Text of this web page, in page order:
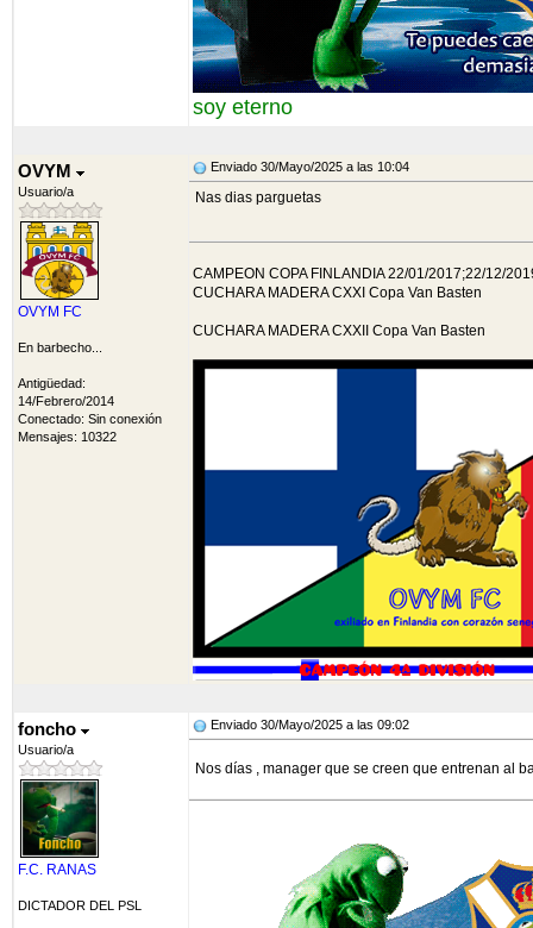
soy eterno
OVYM
Usuario/a
OVYM FC
En barbecho...
Antigüedad:
14/Febrero/2014
Conectado: Sin conexión
Mensajes: 10322
Enviado 30/Mayo/2025 a las 10:04
Nas dias parguetas
CAMPEON COPA FINLANDIA 22/01/2017;22/12/
CUCHARA MADERA CXXI Copa Van Basten
CUCHARA MADERA CXXII Copa Van Basten
foncho
Usuario/a
F.C. RANAS
DICTADOR DEL PSL
Enviado 30/Mayo/2025 a las 09:02
Nos días , manager que se creen que entrenan al